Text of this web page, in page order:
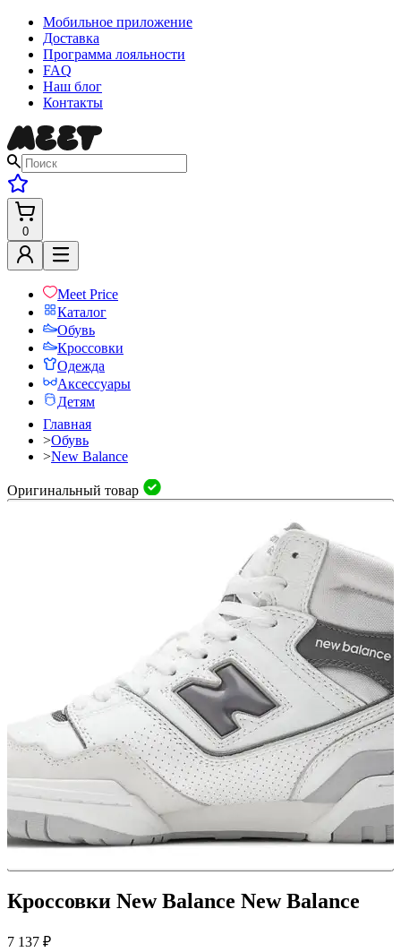
Мобильное приложение
Доставка
Программа лояльности
FAQ
Наш блог
Контакты
0
Meet Price
Каталог
Обувь
Кроссовки
Одежда
Аксессуары
Детям
Главная
>Обувь
>New Balance
Оригинальный товар
Кроссовки New Balance New Balance
7 137 ₽